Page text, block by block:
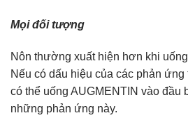
Mọi đối tượng
Nôn thường xuất hiện hơn khi
Nếu có dấu hiệu của các phản
có thể uống AUGMENTIN vào đầu
những phản ứng này.